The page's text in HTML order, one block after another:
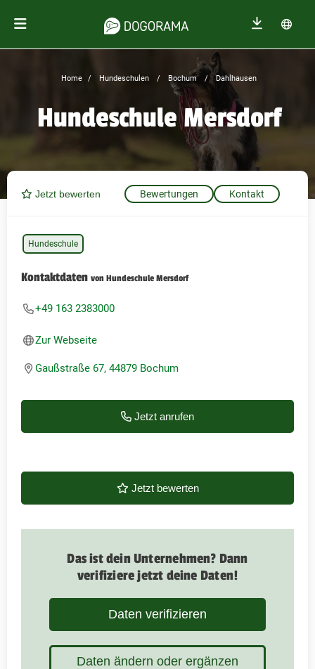
Home Hundeschulen Bochum Dahlhausen
Hundeschule Mersdorf
Jetzt bewerten Bewertungen Kontakt
Hundeschule
Kontaktdaten von Hundeschule Mersdorf
+49 163 2383000
Zur Webseite
Gaußstraße 67, 44879 Bochum
Jetzt anrufen
Jetzt bewerten
Das ist dein Unternehmen? Dann
verifiziere jetzt deine Daten!
Daten verifizieren
Daten ändern oder ergänzen